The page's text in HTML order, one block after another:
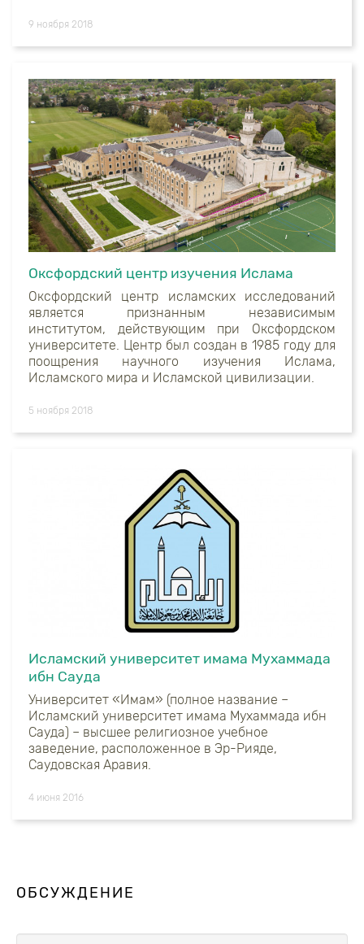
9 ноября 2018
Оксфордский центр изучения Ислама
Оксфордский центр исламских исследований
является признанным независимым
институтом, действующим при Оксфордском
университете. Центр был создан в 1985 году для
поощрения научного изучения Ислама,
Исламского мира и Исламской цивилизации.
5 ноября 2018
Исламский университет имама Мухаммада
ибн Сауда
Университет «Имам» (полное название –
Исламский университет имама Мухаммада ибн
Сауда) – высшее религиозное учебное
заведение, расположенное в Эр-Рияде,
Саудовская Аравия.
4 июня 2016
ОБСУЖДЕНИЕ